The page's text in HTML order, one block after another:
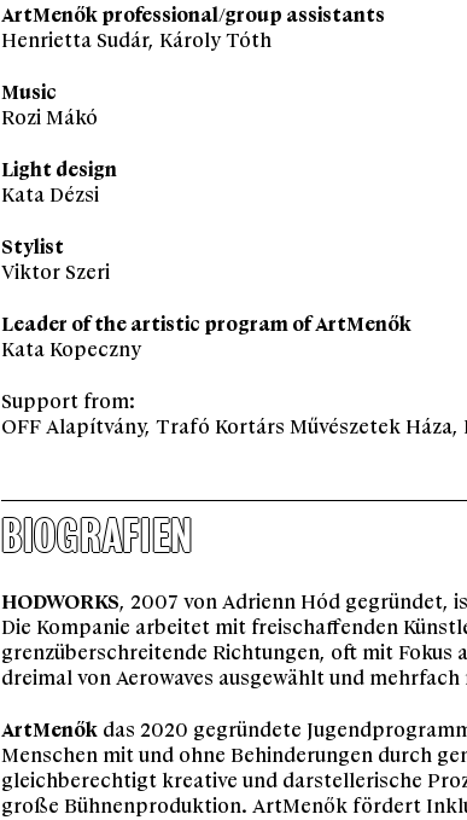
ArtMenők professional/group assistants
Henrietta Sudár, Károly Tóth
Music
Rozi Mákó
Light design
Kata Dézsi
Stylist
Viktor Szeri
Leader of the artistic program of ArtMenők
Kata Kopeczny
Support from:
OFF Alapítvány, Trafó Kortárs Művészetek
BIOGRAFIEN
HODWORKS, 2007 von Adrienn Hód gegründet,
Die Kompanie arbeitet mit freischaffenden
grenzüberschreitende Richtungen, oft mit
dreimal von Aerowaves ausgewählt und
ArtMenők das 2020 gegründete
Menschen mit und ohne Behinderungen durch
gleichberechtigt kreative und darstellerische
große Bühnenproduktion. ArtMenők fördert